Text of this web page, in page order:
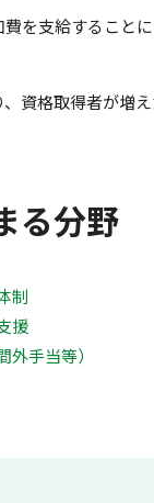
を支給すること
資格取得者が増え
る分野
制
援
手当等）